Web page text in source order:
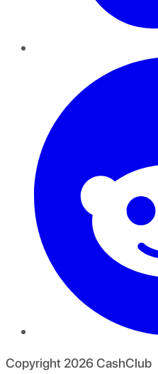
Copyright 2026CashClub